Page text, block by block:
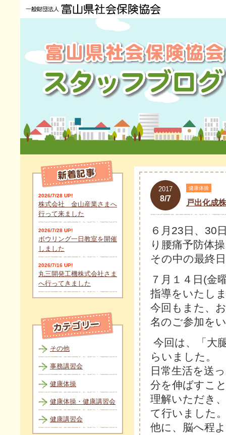
2017
8/7
健康体操
戸出化成
６月23日、30
り腰痛予防体
その中の最終
７月１４日(金
指導をいたし
今回もまた、
名のご参加を
今回は、「大
らいました。
日常生活を送
分を伸ばすこ
理解いただき
て行いました
他に、脳へ程
2026/7/28 UP!
株式会社 金山産業さまへ
行って来ました
2026/7/28 UP!
ボウリング一日教室を開催
しました
2026/7/16 UP!
丸三開発工機株式会社さま
へ行ってきました
その他
事務講習会
健康体操
健康体操・健康講習会
健康講習会